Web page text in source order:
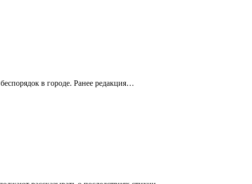
в городе. Ранее редакция…